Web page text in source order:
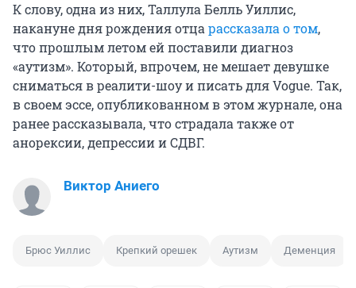
К слову, одна из них, Таллула Белль Уиллис,
накануне дня рождения отца рассказала о том,
что прошлым летом ей поставили диагноз
«аутизм». Который, впрочем, не мешает девушке
сниматься в реалити-шоу и писать для Vogue. Так,
в своем эссе, опубликованном в этом журнале, она
ранее рассказывала, что страдала также от
анорексии, депрессии и СДВГ.
Виктор Аниего
Брюс Уиллис Крепкий орешек Аутизм Деменция